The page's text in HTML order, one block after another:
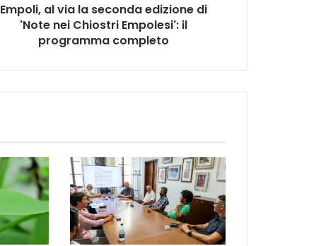
Empoli, al via la seconda edizione di
'Note nei Chiostri Empolesi': il
programma completo